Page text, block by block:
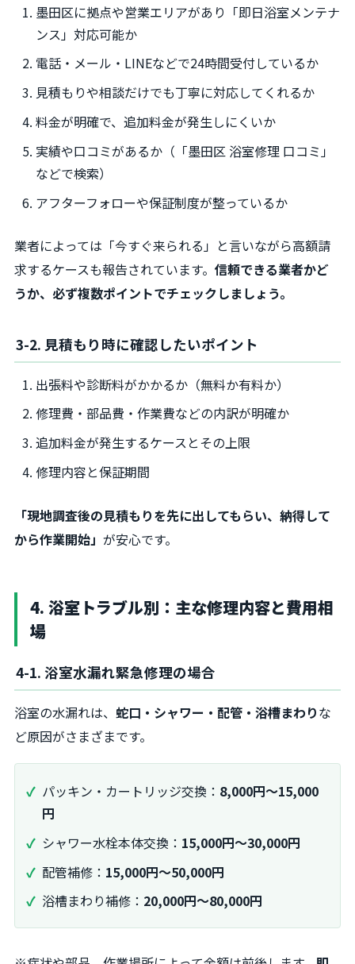
墨田区に拠点や営業エリアがあり「即日浴室メンテナ
ンス」対応可能か
電話・メール・LINEなどで24時間受付しているか
見積もりや相談だけでも丁寧に対応してくれるか
料金が明確で、追加料金が発生しにくいか
実績や口コミがあるか（「墨田区 浴室修理 口コミ」
などで検索）
アフターフォローや保証制度が整っているか
業者によっては「今すぐ来られる」と言いながら高額請
求するケースも報告されています。 信頼できる業者かど
うか、必ず複数ポイントでチェックしましょう。
3-2. 見積もり時に確認したいポイント
出張料や診断料がかかるか（無料か有料か）
修理費・部品費・作業費などの内訳が明確か
追加料金が発生するケースとその上限
修理内容と保証期間
「現地調査後の見積もりを先に出してもらい、納得して
から作業開始」 が安心です。
4. 浴室トラブル別：主な修理内容と費用相
場
4-1. 浴室水漏れ緊急修理の場合
浴室の水漏れは、 蛇口・シャワー・配管・浴槽まわりな
ど原因がさまざまです。
パッキン・カートリッジ交換： 8,000円～15,000
円
シャワー水栓本体交換： 15,000円～30,000円
配管補修： 15,000円～50,000円
浴槽まわり補修： 20,000円～80,000円